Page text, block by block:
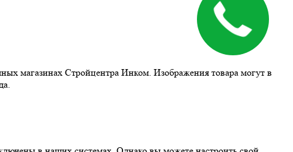
магазинах Стройцентра Инком. Изображения товара могут в